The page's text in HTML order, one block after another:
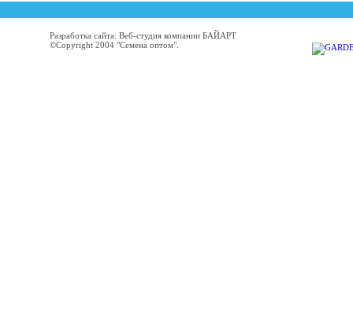
Разработка сайта: Веб-студия компании БАЙАРТ
©Copyright 2004 "Семена оптом".